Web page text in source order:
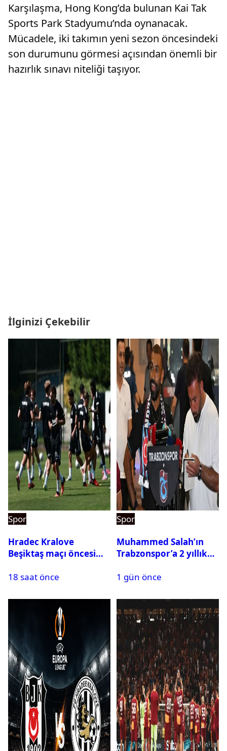
Karşılaşma, Hong Kong’da bulunan Kai Tak
Sports Park Stadyumu’nda oynanacak.
Mücadele, iki takımın yeni sezon öncesindeki
son durumunu görmesi açısından önemli bir
hazırlık sınavı niteliği taşıyor.
İlginizi Çekebilir
Spor
Hradec Kralove
Beşiktaş maçı öncesi
Siyah-Beyazlıların 11’i
18 saat önce
Spor
Muhammed Salah’ın
Trabzonspor’a 2 yıllık
1 gün önce